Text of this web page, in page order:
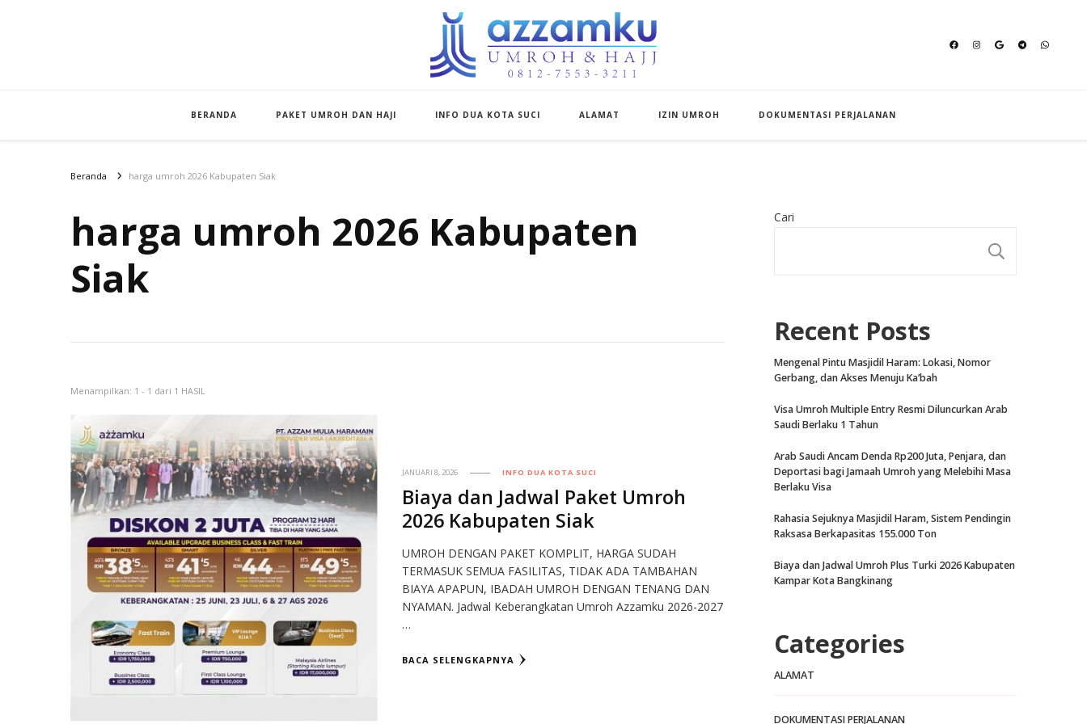
BERANDA PAKET UMROH DAN HAJI INFO DUA KOTA SUCI ALAMAT IZIN UMROH DOKUMENTASI PERJALANAN
Beranda harga umroh 2026 Kabupaten Siak
harga umroh 2026 Kabupaten
Siak
Menampilkan: 1 - 1 dari 1 HASIL
JANUARI 8, 2026 INFO DUA KOTA SUCI
Biaya dan Jadwal Paket Umroh
2026 Kabupaten Siak
UMROH DENGAN PAKET KOMPLIT, HARGA SUDAH
TERMASUK SEMUA FASILITAS, TIDAK ADA TAMBAHAN
BIAYA APAPUN, IBADAH UMROH DENGAN TENANG DAN
NYAMAN. Jadwal Keberangkatan Umroh Azzamku 2026-2027
…
BACA SELENGKAPNYA
Cari
Recent Posts
Mengenal Pintu Masjidil Haram: Lokasi, Nomor
Gerbang, dan Akses Menuju Ka’bah
Visa Umroh Multiple Entry Resmi Diluncurkan Arab
Saudi Berlaku 1 Tahun
Arab Saudi Ancam Denda Rp200 Juta, Penjara, dan
Deportasi bagi Jamaah Umroh yang Melebihi Masa
Berlaku Visa
Rahasia Sejuknya Masjidil Haram, Sistem Pendingin
Raksasa Berkapasitas 155.000 Ton
Biaya dan Jadwal Umroh Plus Turki 2026 Kabupaten
Kampar Kota Bangkinang
Categories
ALAMAT
DOKUMENTASI PERJALANAN